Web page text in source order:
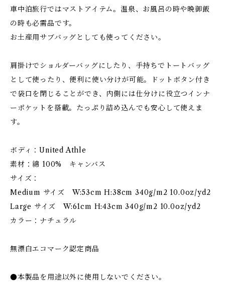
車中泊旅行ではマストアイテム。温泉、お風呂の時や晩御飯
の時も必需品です。
お土産用サブバッグとしても使ってください。
肩掛けでショルダーバッグにしたり、手持ちでトートバッグ
として使ったり、便利に使い分けが可能。ドットボタン付き
で袋口を閉じることができ、内側には仕分けに役立つインナ
ーポケットを搭載。たっぷり詰め込んでも安心して使えま
す。
ボディ：United Athle
素材：綿 100% キャンバス
サイズ：
Medium サイズ W:53cm H:38cm 340g/m2 10.0oz/yd2
Large サイズ W:61cm H:43cm 340g/m2 10.0oz/yd2
カラー：ナチュラル
無漂白エコマーク認定商品
●本製品を用途以外に使用しないでください。